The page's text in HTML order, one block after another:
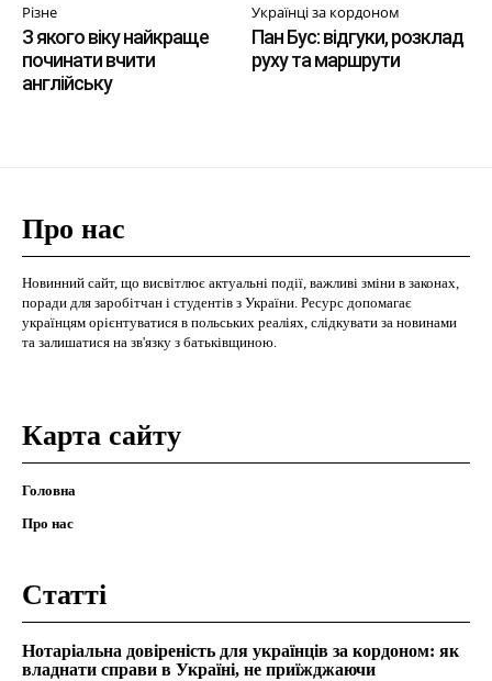
Різне
З якого віку найкраще
починати вчити
англійську
Українці за кордоном
Пан Бус: відгуки, розклад
руху та маршрути
Про нас
Новинний сайт, що висвітлює актуальні події, важливі зміни в законах,
поради для заробітчан і студентів з України. Ресурс допомагає
українцям орієнтуватися в польських реаліях, слідкувати за новинами
та залишатися на зв'язку з батьківщиною.
Карта сайту
Головна
Про нас
Статті
Нотаріальна довіреність для українців за кордоном: як
владнати справи в Україні, не приїжджаючи